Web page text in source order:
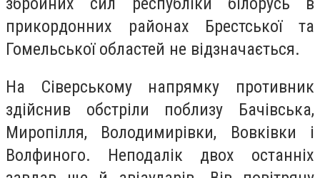
прикордонних районах Брестської та
Гомельської областей не відзначається.
На Сіверському напрямку противник
здійснив обстріли поблизу Бачівська,
Миропілля, Володимирівки, Вовківки і
Волфиного. Неподалік двох останніх